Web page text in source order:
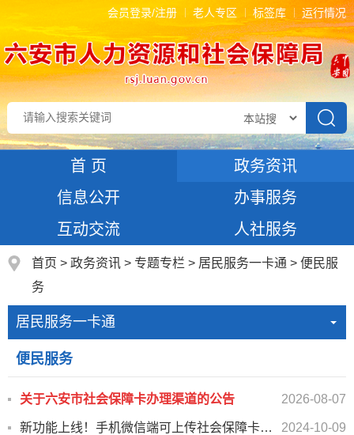
会员登录/注册 老人专区 标签库 运行情况
首 页
政务资讯
信息公开
办事服务
互动交流
人社服务
首页 > 政务资讯 > 专题专栏 > 居民服务一卡通 > 便民服
务
居民服务一卡通
便民服务
关于六安市社会保障卡办理渠道的公告 2026-08-07
新功能上线！手机微信端可上传社会保障卡制卡照片 2024-10-09